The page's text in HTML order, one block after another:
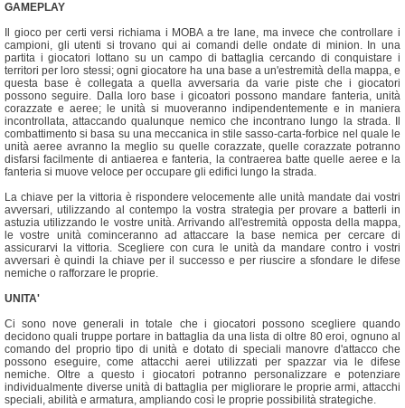
GAMEPLAY
Il gioco per certi versi richiama i MOBA a tre lane, ma invece che controllare i
campioni, gli utenti si trovano qui ai comandi delle ondate di minion. In una
partita i giocatori lottano su un campo di battaglia cercando di conquistare i
territori per loro stessi; ogni giocatore ha una base a un'estremità della mappa, e
questa base è collegata a quella avversaria da varie piste che i giocatori
possono seguire. Dalla loro base i gicoatori possono mandare fanteria, unità
corazzate e aeree; le unità si muoveranno indipendentemente e in maniera
incontrollata, attaccando qualunque nemico che incontrano lungo la strada. Il
combattimento si basa su una meccanica in stile sasso-carta-forbice nel quale le
unità aeree avranno la meglio su quelle corazzate, quelle corazzate potranno
disfarsi facilmente di antiaerea e fanteria, la contraerea batte quelle aeree e la
fanteria si muove veloce per occupare gli edifici lungo la strada.
La chiave per la vittoria è rispondere velocemente alle unità mandate dai vostri
avversari, utilizzando al contempo la vostra strategia per provare a batterli in
astuzia utilizzando le vostre unità. Arrivando all'estremità opposta della mappa,
le vostre unità cominceranno ad attaccare la base nemica per cercare di
assicurarvi la vittoria. Scegliere con cura le unità da mandare contro i vostri
avversari è quindi la chiave per il successo e per riuscire a sfondare le difese
nemiche o rafforzare le proprie.
UNITA'
Ci sono nove generali in totale che i giocatori possono scegliere quando
decidono quali truppe portare in battaglia da una lista di oltre 80 eroi, ognuno al
comando del proprio tipo di unità e dotato di speciali manovre d'attacco che
possono eseguire, come attacchi aerei utilizzati per spazzar via le difese
nemiche. Oltre a questo i giocatori potranno personalizzare e potenziare
individualmente diverse unità di battaglia per migliorare le proprie armi, attacchi
speciali, abilità e armatura, ampliando così le proprie possibilità strategiche.